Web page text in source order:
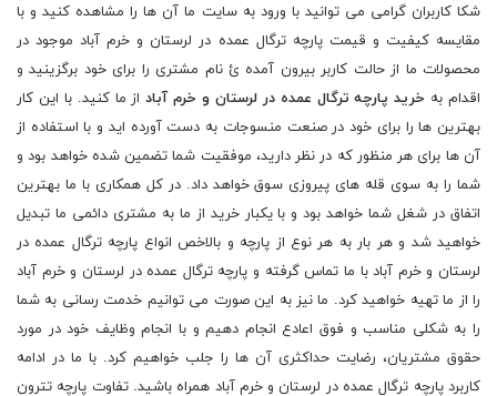
شکا کاربران گرامی می توانید با ورود به سایت ما آن ها را مشاهده کنید و با
مقایسه کیفیت و قیمت پارچه ترگال عمده در لرستان و خرم آباد موجود در
محصولات ما از حالت کاربر بیرون آمده ئ نام مشتری را برای خود برگزینید و
اقدام به خرید پارچه ترگال عمده در لرستان و خرم آباد از ما کنید. با این کار
بهترین ها را برای خود در صنعت منسوجات به دست آورده اید و با استفاده از
آن ها برای هر منظور که در نظر دارید، موفقیت شما تضمین شده خواهد بود و
شما را به سوی قله های پیروزی سوق خواهد داد. در کل همکاری با ما بهترین
اتفاق در شغل شما خواهد بود و با یکبار خرید از ما به مشتری دائمی ما تبدیل
خواهید شد و هر بار به هر نوع از پارچه و بالاخص انواع پارچه ترگال عمده در
لرستان و خرم آباد با ما تماس گرفته و پارچه ترگال عمده در لرستان و خرم آباد
را از ما تهیه خواهید کرد. ما نیز به این صورت می توانیم خدمت رسانی به شما
را به شکلی مناسب و فوق اعادع انجام دهیم و با انجام وظایف خود در مورد
حقوق مشتریان، رضایت حداکثری آن ها را جلب خواهیم کرد. با ما در ادامه
کاربرد پارچه ترگال عمده در لرستان و خرم آباد همراه باشید. تفاوت پارچه تترون